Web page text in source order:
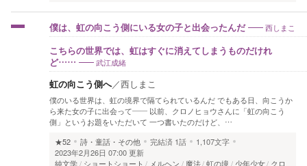
僕は、虹の向こう側にいる女の子と出会ったんだ 西しまこ
こちらの世界では、虹はすぐに消えてしまうものだけれ
ど……
武江成緒
虹の向こう側へ／西しまこ
僕のいる世界は、虹の境界で隔てられているんだ でもある日、向こうか
ら来た女の子に出会って―― 以前、クロノヒョウさんに「虹の向こう
側」というお題をいただいて 一つ書いたのだけど、…
★52
詩・童話・その他 完結済 1話
1,107文字
2023年2月26日 07:00 更新
純文学
ショートショート メルヘン 魔法 虹の境 少年少女 クロ